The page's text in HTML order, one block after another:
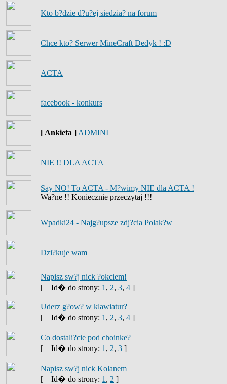
Kto b?dzie d?u?ej siedzia? na forum
Chce kto? Serwer MineCraft Dedyk ! :D
ACTA
facebook - konkurs
[ Ankieta ] ADMINI
NIE !! DLA ACTA
Say NO! To ACTA - M?wimy NIE dla ACTA !
Wa?ne !! Koniecznie przeczytaj !!!
Wpadki24 - Najg?upsze zdj?cia Polak?w
Dzi?kuje wam
Napisz sw?j nick ?okciem!
[
Id� do strony: 1 , 2, 3, 4 ]
Uderz g?ow? w klawiatur?
[
Id� do strony: 1 , 2, 3, 4 ]
Co dostali?cie pod choinke?
[
Id� do strony: 1 , 2, 3 ]
Napisz sw?j nick Kolanem
[
Id� do strony: 1 , 2 ]